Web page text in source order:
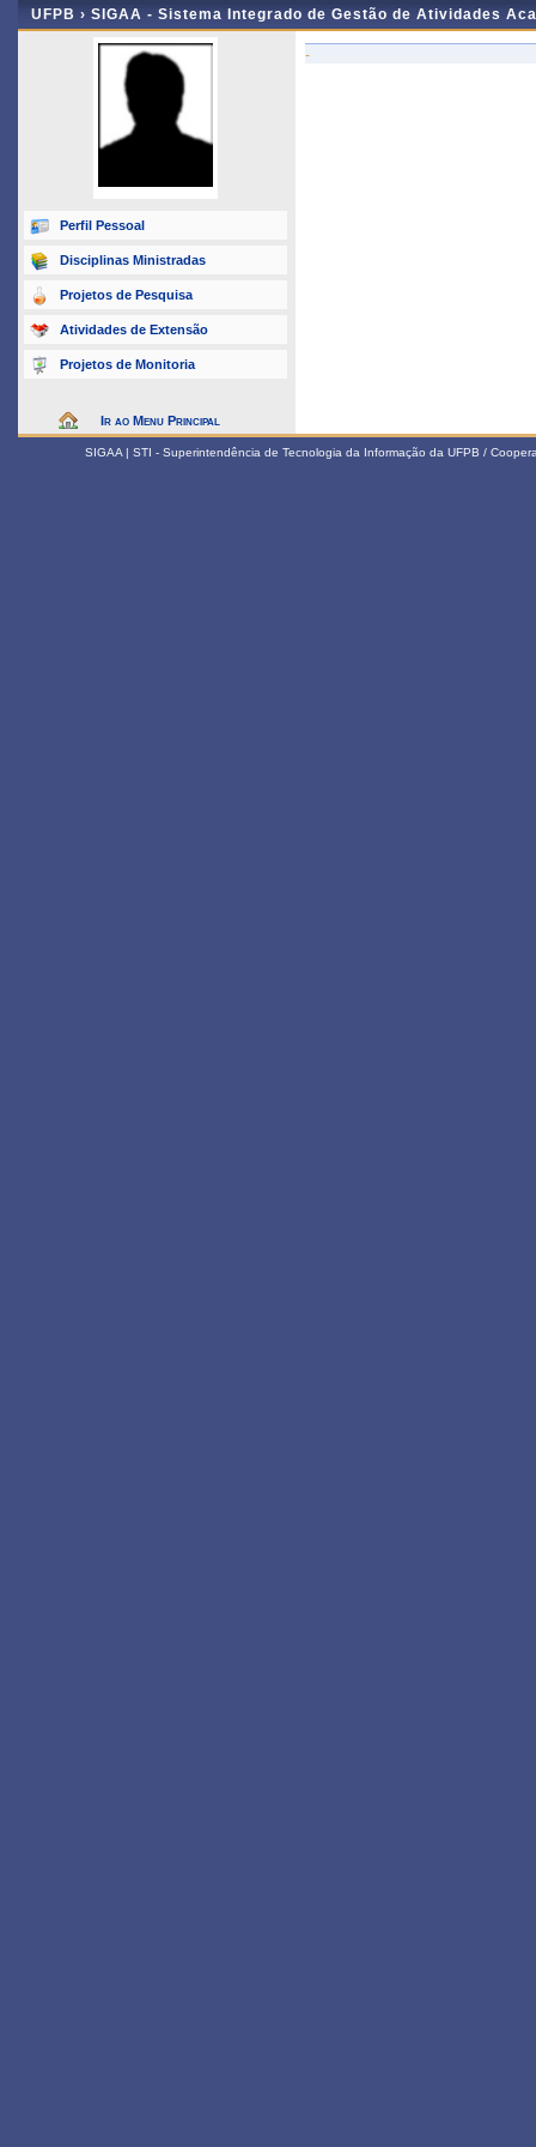
UFPB › SIGAA - Sistema Integrado de Gestão de Atividades
Perfil Pessoal
Disciplinas Ministradas
Projetos de Pesquisa
Atividades de Extensão
Projetos de Monitoria
Ir ao Menu Principal
-
SIGAA | STI - Superintendência de Tecnologia da Informação da UFPB /